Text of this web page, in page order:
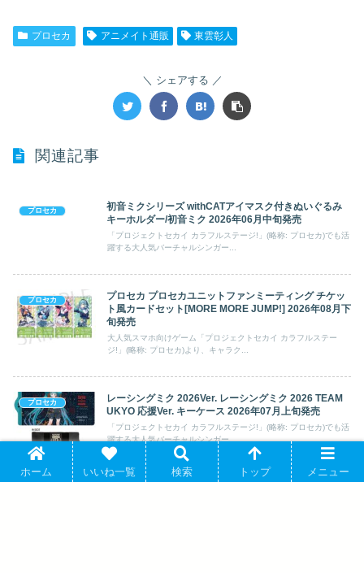
プロセカ アニメイト通販 東雲彰人
シェアする
関連記事
プロセカ
初音ミクシリーズ withCATアイマスク付きぬいぐるみ
キーホルダー/初音ミク 2026年06月中旬発売
「プロジェクトセカイ カラフルステージ!」(略称: プロセカ)でも活
躍する大人気バーチャルシンガー...
プロセカ
プロセカ プロセカユニットファンミーティング チケッ
ト風カードセット[MORE MORE JUMP!] 2026年08月下
旬発売
大人気スマホ向けゲーム「プロジェクトセカイ カラフルステー
ジ!」(略称: プロセカ)より、キャラク...
プロセカ
レーシングミク 2026Ver. レーシングミク 2026 TEAM
UKYO 応援Ver. キーケース 2026年07月上旬発売
「プロジェクトセカイ カラフルステージ!」(略称: プロセカ)でも活
躍する大人気バーチャルシンガー...
ホーム いいね一覧 検索 トップ メニュー